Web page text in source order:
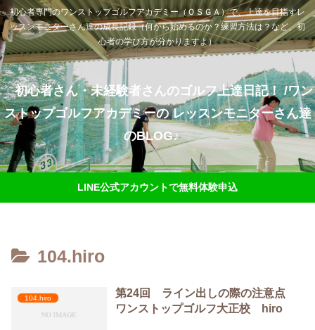
初心者専門のワンストップゴルフアカデミー（ＯＳＧＡ）で、上達を目指すレ
ッスンモニターさん達の成長記録（何から始めるのか？練習方法は？など、初
心者の学び方が分かりますよ）
初心者さん・未経験者さんのゴルフ上達日記！ /ワン
ストップゴルフアカデミーの レッスンモニターさん達
のBLOG♪
LINE公式アカウントで無料体験申込
104.hiro
104.hiro
第24回 ライン出しの際の注意点
ワンストップゴルフ大正校 hiro